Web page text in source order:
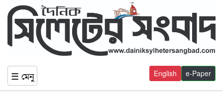
☰ মেনু e-Paper
English